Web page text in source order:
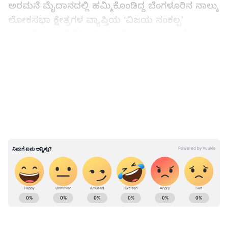
ಅರಮನೆ ಮೈದಾನದಲ್ಲಿ ಹಮ್ಮಿಕೊಂಡಿದ್ದ ಬೆಂಗಳೂರಿನ ನಾಲ್ಕು
ಲೋಕಸಭಾ ಕ್ಷೇತ್ರಗಳ ವ್ಯಾಪ್ತಿಯ ‘ವಿಜಯ ಸಂಕಲ್ಪ’
ರಾಜ್ಯದ 15ಕ್ಕೂ ಹೆಚ್ಚು ಜಿಲ್ಲೆಗಳಲ್ಲಿ ಮುಂದುವರಿದ ಮಳೆ,
ನಾಲ್ವರು ಬಲಿ
ABOUT THE AUTHOR